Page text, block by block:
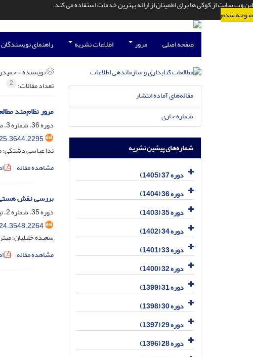
این وب سایت از کوکی ها برای اطمینان از ارائه بهترین خدمات استفاده می کند.
متوجه شدم
صفحه اصلی مرور اطلاعات نشریه راهنمای نویسندگان
نویسنده =
تعداد مقالات: 2
مرور نظام‌مند
دوره 36، شماره 3، مهر 1404، صفحه
ندا عباسی دشتکی؛
مشاهده مقاله
بررسی نقش
دوره 35، شماره 2، تیر 1403، صفحه
سعیده خلیلیان؛
مشاهده مقاله
مقاله‌های آماده انتشار
شماره جاری
شماره‌های پیشین نشریه
دوره 37 (1405)
دوره 36 (1404)
دوره 35 (1403)
دوره 34 (1402)
دوره 33 (1401)
دوره 32 (1400)
دوره 31 (1399)
دوره 30 (1398)
دوره 29 (1397)
دوره 28 (1396)